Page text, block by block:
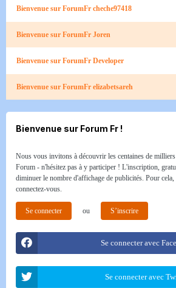
Bienvenue sur ForumFr cheche97418
Bienvenue sur ForumFr Joren
Bienvenue sur ForumFr Developer
Bienvenue sur ForumFr elizabetsareh
Bienvenue sur Forum Fr !
Nous vous invitons à découvrir les centaines de
Forum - n'hésitez pas à y participer ! L'inscription,
diminuer le nombre d'affichage de publicités. Pour
connectez-vous.
Se connecter ou S’inscrire
Se connecter avec
Se connecter avec